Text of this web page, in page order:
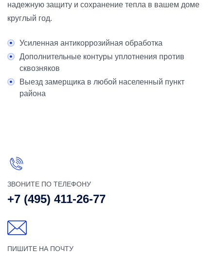
надежную защиту и сохранение тепла в вашем доме
круглый год.
Усиленная антикоррозийная обработка
Дополнительные контуры уплотнения против
сквозняков
Выезд замерщика в любой населенный пункт
района
ЗВОНИТЕ ПО ТЕЛЕФОНУ
+7 (495) 411-26-77
ПИШИТЕ НА ПОЧТУ